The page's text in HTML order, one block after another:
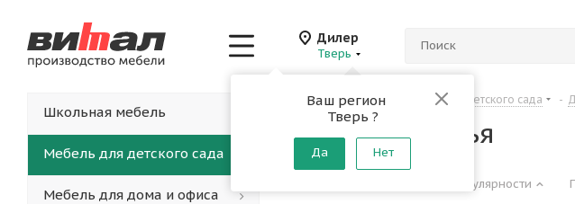
Дилер
Тверь
Ваш регион
Тверь ?
Да Нет
Главная - Каталог Мебель для детского сада -
Детские стулья
По популярности
Школьная мебель
Мебель для детского сада
Мебель для дома и офиса